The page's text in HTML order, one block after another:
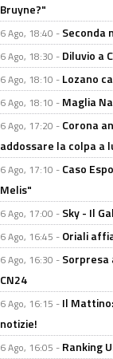
Bruyne?"
6 Ago, 18:40 - Seconda
6 Ago, 18:30 - Diluvio a
6 Ago, 18:10 - Lozano
6 Ago, 18:10 - Maglia
6 Ago, 17:20 - Corona
addossare la colpa a
6 Ago, 17:10 - Caso
Melis"
6 Ago, 17:00 - Sky - Il
6 Ago, 16:45 - Oriali
6 Ago, 16:30 - Sorpresa
CN24
6 Ago, 16:15 - Il
notizie!
6 Ago, 16:05 - Ranking